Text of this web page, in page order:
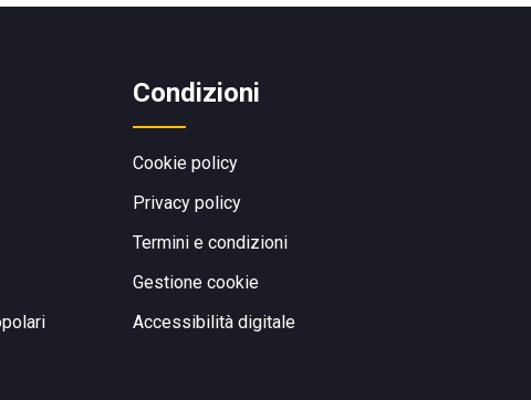
Condizioni
Cookie policy
Privacy policy
Termini e condizioni
Gestione cookie
Accessibilità digitale